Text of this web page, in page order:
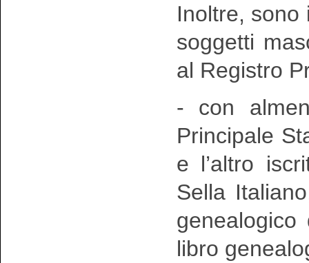
Inoltre, sono
soggetti
al Registro
- con
Principale
e l’altro
Sella
libro